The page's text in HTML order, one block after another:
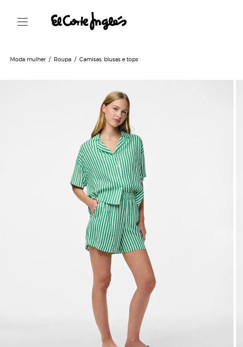
Moda mulher Roupa Camisas, blusas e tops